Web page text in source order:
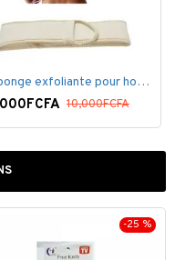
Éponge exfoliante pour homme
10,000FCFA
-25 %